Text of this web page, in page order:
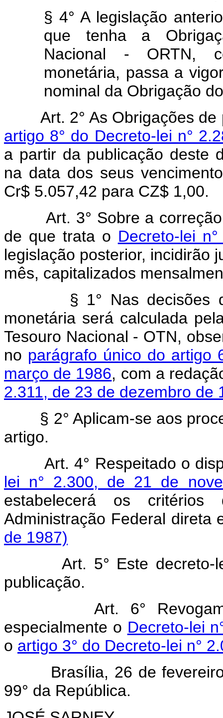
§ 4° A legislação
que tenha a
Nacional - ORTN,
monetária, passa a
nominal da Obrigação
Art. 2° As Obrigações
artigo 8° do Decreto-lei n°
a partir da publicação deste
na data dos seus
Cr$ 5.057,42 para CZ$ 1,00.
Art. 3° Sobre a correção
de que trata o Decreto-lei
legislação posterior, incidirão
mês, capitalizados
§ 1° Nas decisões
monetária será calculada
Tesouro Nacional - OTN,
no parágrafo único do artigo
março de 1986, com a
2.311, de 23 de dezembro de
§ 2° Aplicam-se aos
artigo.
Art. 4° Respeitado o
lei n° 2.300, de 21 de
estabelecerá os
Administração Federal direta
de 1987)
Art. 5° Este decreto-lei
publicação.
Art. 6°
especialmente o Decreto-lei
o artigo 3° do Decreto-lei n°
Brasília, 26 de fevereiro
99° da República.